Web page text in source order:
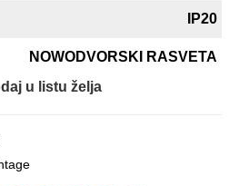
IP20
NOWODVORSKI RASVETA
u listu želja